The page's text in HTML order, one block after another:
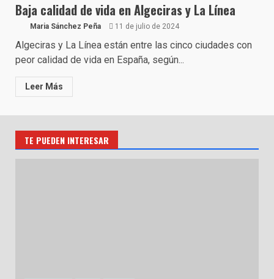
Baja calidad de vida en Algeciras y La Línea
Maria Sánchez Peña 11 de julio de 2024
Algeciras y La Línea están entre las cinco ciudades con
peor calidad de vida en España, según...
Leer Más
TE PUEDEN INTERESAR